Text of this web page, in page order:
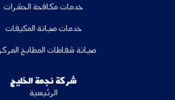
خدمات مكافحة الحشرات
خدمات صيانة المكيفات
صيانة شفاطات المطابخ المركزية
شركة نجمة الخليج
الرئيسية